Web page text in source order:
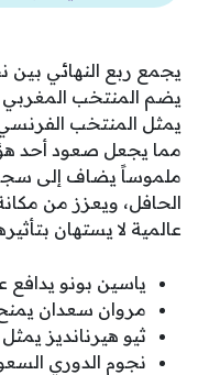
يجمع ربع النهائي
يضم المنتخب المغربي
يمثل المنتخب الفرنسي
مما يجعل صعود أحد
ملموساً يضاف إلى
الحافل، ويعزز من
عالمية لا يستهان
ياسين بونو
مروان سعدان يمنح
ثيو هيرنانديز
نجوم الدوري